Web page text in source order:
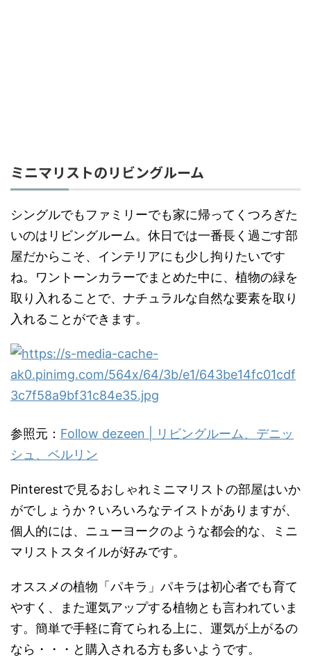
ミニマリストのリビングルーム
シングルでもファミリーでも家に帰ってくつろぎた
いのはリビングルーム。休日では一番長く過ごす部
屋だからこそ、インテリアにも少し拘りたいです
ね。ワントーンカラーでまとめた中に、植物の緑を
取り入れることで、ナチュラルな自然な要素を取り
入れることができます。
参照元： Follow dezeen | リビングルーム、デニッ
シュ、ベルリン
Pinterestで見るおしゃれミニマリストの部屋はいか
がでしょうか？いろいろなテイストがありますが、
個人的には、ニューヨークのような都会的な、ミニ
マリストスタイルが好みです。
オススメの植物「パキラ」パキラは初心者でも育て
やすく、また運気アップする植物とも言われていま
す。簡単で手軽に育てられる上に、運気が上がるの
なら・・・と購入される方も多いようです。